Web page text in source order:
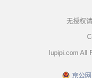
无授权
lupipi.com All
京公